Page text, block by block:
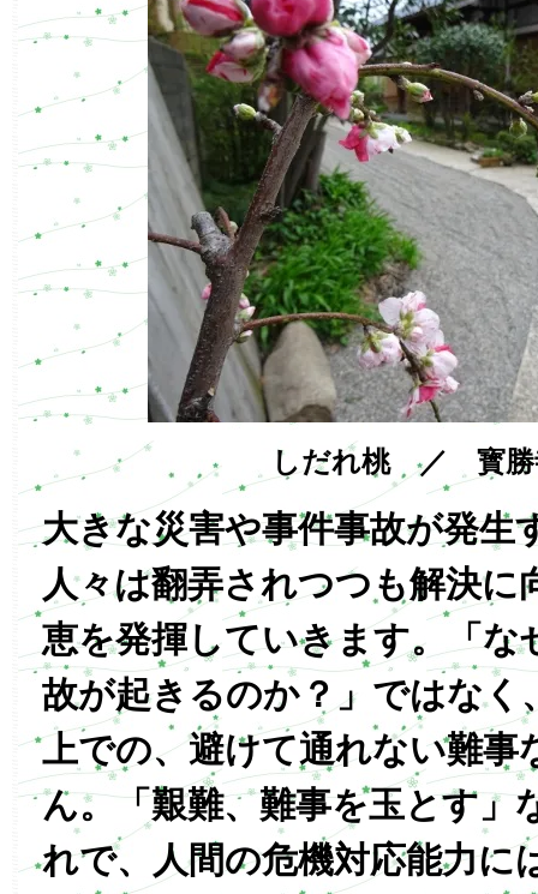
しだれ桃 ／ 寳勝
大きな災害や事件事故が発生
人々は翻弄されつつも解決に
恵を発揮していきます。「な
故が起きるのか？」ではなく
上での、避けて通れない難事
ん。「艱難、難事を玉とす」
れで、人間の危機対応能力に